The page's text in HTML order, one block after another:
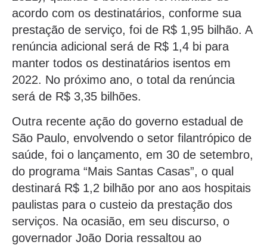
acordo com os destinatários, conforme sua
prestação de serviço, foi de R$ 1,95 bilhão. A
renúncia adicional será de R$ 1,4 bi para
manter todos os destinatários isentos em
2022. No próximo ano, o total da renúncia
será de R$ 3,35 bilhões.
Outra recente ação do governo estadual de
São Paulo, envolvendo o setor filantrópico de
saúde, foi o lançamento, em 30 de setembro,
do programa “Mais Santas Casas”, o qual
destinará R$ 1,2 bilhão por ano aos hospitais
paulistas para o custeio da prestação dos
serviços. Na ocasião, em seu discurso, o
governador João Doria ressaltou ao